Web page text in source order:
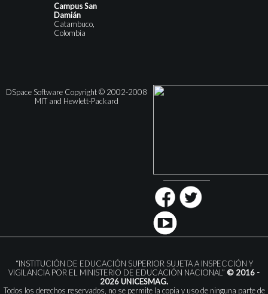
Campus San
Damián
Catambuco,
Colombia
DSpace Software Copyright © 2002-2008
MIT and Hewlett-Packard
“INSTITUCIÓN DE EDUCACIÓN SUPERIOR SUJETA A INSPECCIÓN Y
VIGILANCIA POR EL MINISTERIO DE EDUCACIÓN NACIONAL” © 2016 -
2026 UNICESMAG.
Todos los derechos reservados, no se permite la copia y uso de ninguna parte de